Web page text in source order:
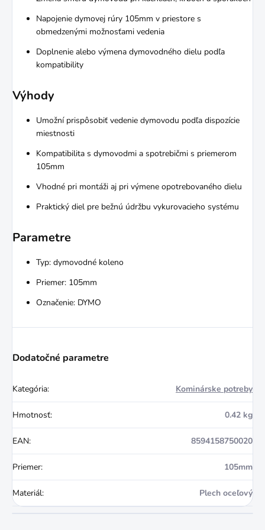
Napojenie dymovej rúry 105mm v priestore s
obmedzenými možnosťami vedenia
Doplnenie alebo výmena dymovodného dielu podľa
kompatibility
Výhody
Umožní prispôsobiť vedenie dymovodu podľa dispozície
miestnosti
Kompatibilita s dymovodmi a spotrebičmi s priemerom
105mm
Vhodné pri montáži aj pri výmene opotrebovaného dielu
Praktický diel pre bežnú údržbu vykurovacieho systému
Parametre
Typ: dymovodné koleno
Priemer: 105mm
Označenie: DYMO
Dodatočné parametre
Kategória: Kominárske potreby
Hmotnosť: 0.42 kg
EAN: 8594158750020
Priemer: 105mm
Materiál: Plech oceľový